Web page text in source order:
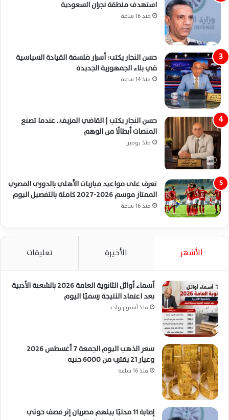
استهدف منطقة نجران السعودية
منذ 16 ساعة
حسن النجار يكتب: أسرار فلسفة القيادة السياسية
في بناء الجمهورية الجديدة
منذ 14 ساعة
حسن النجار يكتب | القاضي المزيف.. عندما تصنع
المنصات أبطالًا من الوهم
منذ يومين
تعرف على مواعيد مباريات الأهلي بالدوري المصري
الممتاز موسم 2026-2027 كاملة بالتفصيل اليوم
منذ 16 ساعة
الأشهر الأخيرة تعليقات
أسماء أوائل الثانوية العامة 2026 بالشعبة الأدبية
بعد اعتماد النتيجة رسميًا اليوم
منذ أسبوع واحد
سعر الذهب اليوم الجمعة 7 أغسطس 2026
وعيار 21 يقترب من 6000 جنيه
منذ 16 ساعة
إصابة 11 مدنيًا بينهم مصريان إثر قصف حوثي